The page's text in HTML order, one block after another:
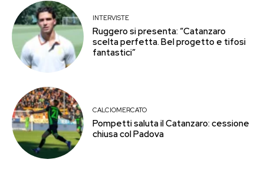
INTERVISTE
Ruggero si presenta: “Catanzaro
scelta perfetta. Bel progetto e tifosi
fantastici”
CALCIOMERCATO
Pompetti saluta il Catanzaro: cessione
chiusa col Padova